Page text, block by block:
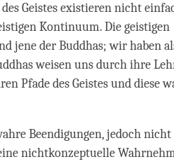
Geistes existieren nicht
Kontinuum. Die geistigen
jene der Buddhas; wir haben
weisen uns durch ihre
Pfade des Geistes und diese
Beendigungen, jedoch nicht
nichtkonzeptuelle